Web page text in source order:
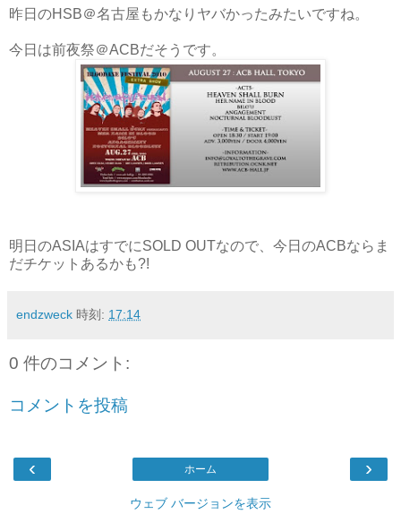
昨日のHSB＠名古屋もかなりヤバかったみたいですね。
今日は前夜祭＠ACBだそうです。
明日のASIAはすでにSOLD OUTなので、今日のACBならま
だチケットあるかも?!
endzweck 時刻: 17:14
0 件のコメント:
コメントを投稿
‹ ›
ホーム
ウェブ バージョンを表示